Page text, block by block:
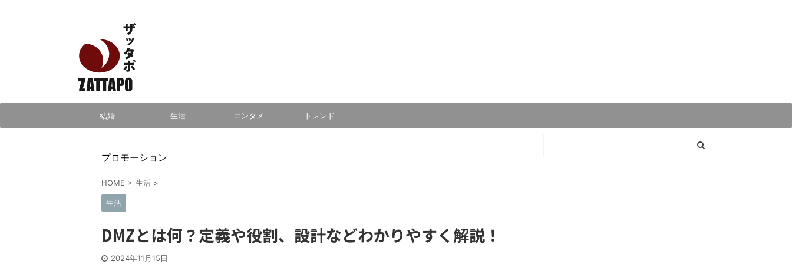
結婚 生活 エンタメ トレンド
プロモーション
HOME > 生活 >
生活
DMZとは何？定義や役割、設計などわかりやすく解説！
2024年11月15日